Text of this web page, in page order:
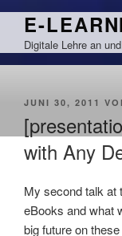
Zum
springen
E-
Digitale Lehre an
JUNI 30, 2011
with Any
My second talk at
eBooks and what
big future on